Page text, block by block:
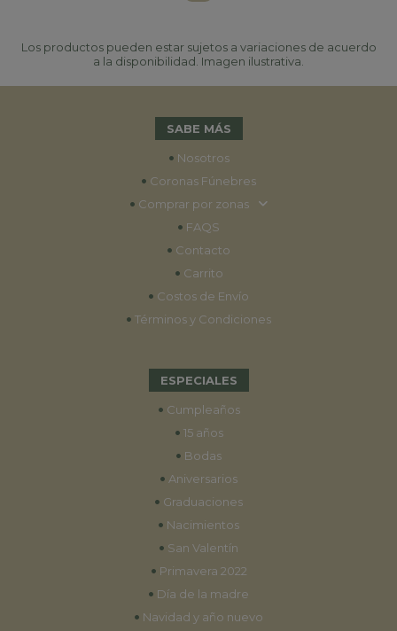
Los productos pueden estar sujetos a variaciones de acuerdo
a la disponibilidad. Imagen ilustrativa.
SABE MÁS
• Nosotros
• Coronas Fúnebres
• Comprar por zonas
• FAQS
• Contacto
• Carrito
• Costos de Envío
• Términos y Condiciones
ESPECIALES
• Cumpleaños
• 15 años
• Bodas
• Aniversarios
• Graduaciones
• Nacimientos
• San Valentín
• Primavera 2022
• Día de la madre
• Navidad y año nuevo